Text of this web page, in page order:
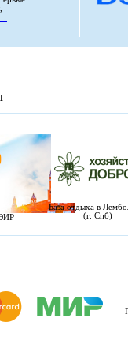
База отдыха в
(г. Спб)